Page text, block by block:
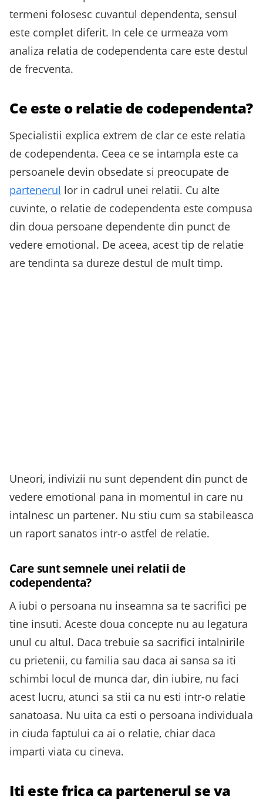
termeni folosesc cuvantul dependenta, sensul
este complet diferit. In cele ce urmeaza vom
analiza relatia de codependenta care este destul
de frecventa.
Ce este o relatie de codependenta?
Specialistii explica extrem de clar ce este relatia
de codependenta. Ceea ce se intampla este ca
persoanele devin obsedate si preocupate de
partenerul lor in cadrul unei relatii. Cu alte
cuvinte, o relatie de codependenta este compusa
din doua persoane dependente din punct de
vedere emotional. De aceea, acest tip de relatie
are tendinta sa dureze destul de mult timp.
Uneori, indivizii nu sunt dependent din punct de
vedere emotional pana in momentul in care nu
intalnesc un partener. Nu stiu cum sa stabileasca
un raport sanatos intr-o astfel de relatie.
Care sunt semnele unei relatii de
codependenta?
A iubi o persoana nu inseamna sa te sacrifici pe
tine insuti. Aceste doua concepte nu au legatura
unul cu altul. Daca trebuie sa sacrifici intalnirile
cu prietenii, cu familia sau daca ai sansa sa iti
schimbi locul de munca dar, din iubire, nu faci
acest lucru, atunci sa stii ca nu esti intr-o relatie
sanatoasa. Nu uita ca esti o persoana individuala
in ciuda faptului ca ai o relatie, chiar daca
imparti viata cu cineva.
Iti este frica ca partenerul se va